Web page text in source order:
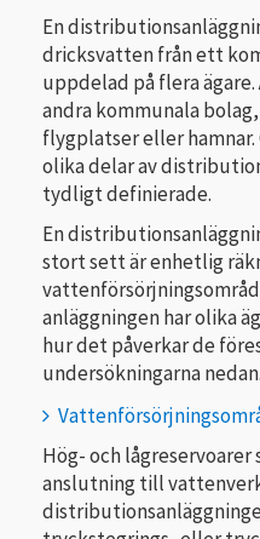
En
dricksvatten från ett
uppdelad på flera
andra kommunala
flygplatser eller hamnar.
olika delar av
tydligt definierade.
En
stort sett är enhetlig
anläggningen har olika
hur det påverkar de
undersökningarna nedan.
Hög- och
anslutning till